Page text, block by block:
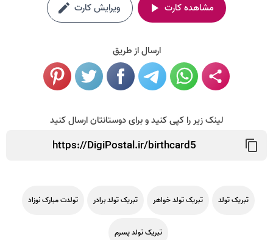
مشاهده کارت ویرایش کارت
ارسال از طریق
لینک زیر را کپی کنید و برای دوستانتان ارسال کنید
تبریک تولد تبریک تولد خواهر تبریک تولد برادر تولدت مبارک نوزاد
تبریک تولد پسرم